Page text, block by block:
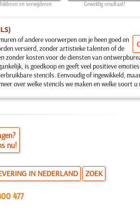
en verwijderen Geweldig resultaat!
of andere voorwerpen om je heen goed en
versierd, zonder artistieke talenten of de
zonder kosten voor de diensten van
is goedkoop en geeft veel positieve
stencils. Eenvoudig of ingewikkeld,
over welke stencils we maken en welke soort u
nu!
IN NEDERLAND ZOEK
477